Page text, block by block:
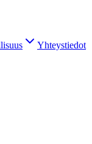
Yhteystiedot